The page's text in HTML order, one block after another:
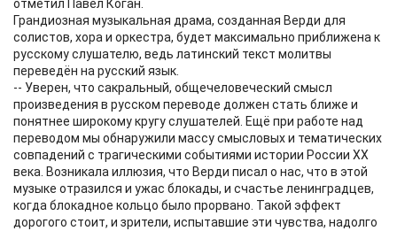
отметил Павел Коган.
Грандиозная музыкальная драма, созданная Верди для
солистов, хора и оркестра, будет максимально приближена к
русскому слушателю, ведь латинский текст молитвы
переведён на русский язык.
-- Уверен, что сакральный, общечеловеческий смысл
произведения в русском переводе должен стать ближе и
понятнее широкому кругу слушателей. Ещё при работе над
переводом мы обнаружили массу смысловых и тематических
совпадений с трагическими событиями истории России XX
века. Возникала иллюзия, что Верди писал о нас, что в этой
музыке отразился и ужас блокады, и счастье ленинградцев,
когда блокадное кольцо было прорвано. Такой эффект
дорогого стоит, и зрители, испытавшие эти чувства, надолго